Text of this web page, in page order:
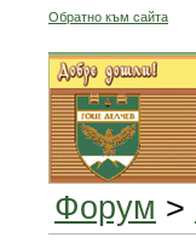
Обратно към сайта
Форум >